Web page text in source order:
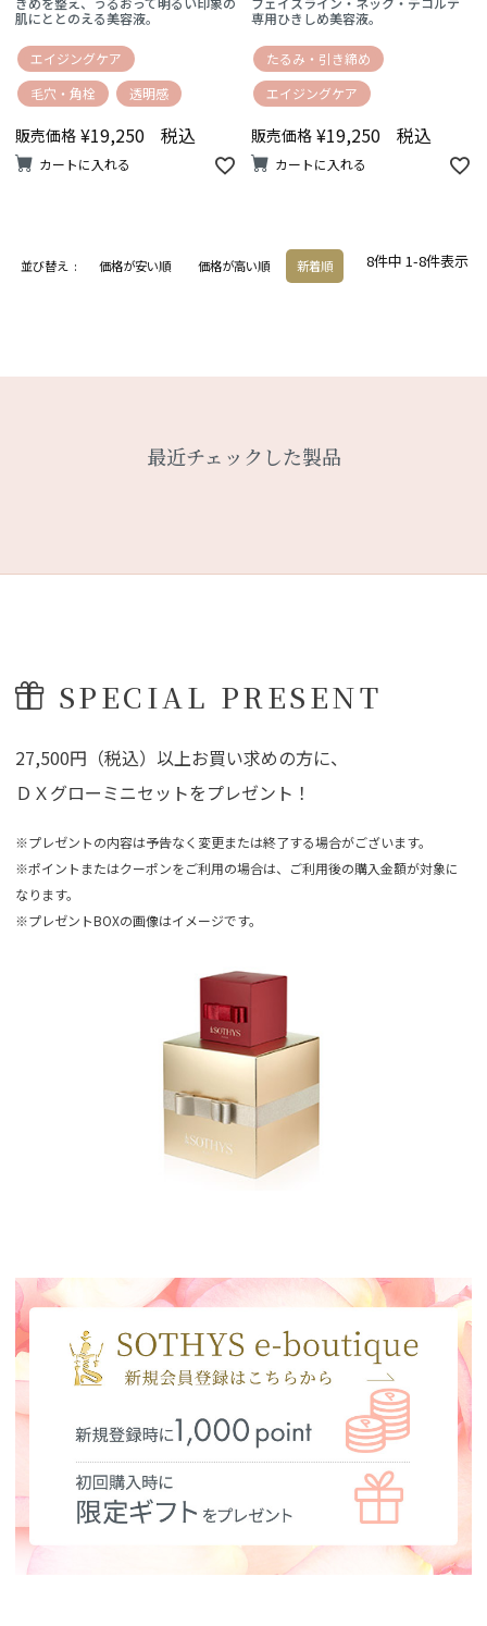
肌にととのえる美容液。
エイジングケア
毛穴・角栓
透明感
販売価格 ¥19,250 税込
カートに入れる
専用ひきしめ美容液。
たるみ・引き締め
エイジングケア
販売価格 ¥19,250 税込
カートに入れる
並び替え 価格が安い順 価格が高い順 新着順 8件中 1-8件表示
最近チェックした製品
SPECIAL PRESENT
27,500円（税込）以上お買い求めの方に、
ＤＸグローミニセットをプレゼント！
※プレゼントの内容は予告なく変更または終了する場合がございます。
※ポイントまたはクーポンをご利用の場合は、ご利用後の購入金額が対象に
なります。
※プレゼントBOXの画像はイメージです。